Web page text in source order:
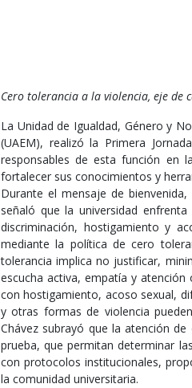
Cero tolerancia a la violencia, eje de
La Unidad de Igualdad, Género y
(UAEM), realizó la Primera
responsables de esta función en
fortalecer sus conocimientos y
Durante el mensaje de
señaló que la universidad
discriminación, hostigamiento y
mediante la política de cero
tolerancia implica no justificar,
escucha activa, empatía y
con hostigamiento, acoso sexual,
y otras formas de violencia
Chávez subrayó que la atención
prueba, que permitan determinar
con protocolos institucionales,
la comunidad universitaria.